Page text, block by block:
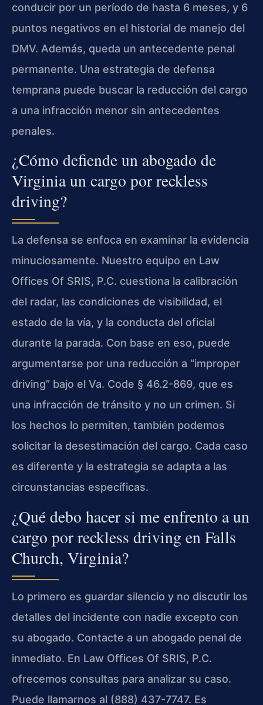
conducir por un período de hasta 6 meses, y 6
puntos negativos en el historial de manejo del
DMV. Además, queda un antecedente penal
permanente. Una estrategia de defensa
temprana puede buscar la reducción del cargo
a una infracción menor sin antecedentes
penales.
¿Cómo defiende un abogado de
Virginia un cargo por reckless
driving?
La defensa se enfoca en examinar la evidencia
minuciosamente. Nuestro equipo en Law
Offices Of SRIS, P.C. cuestiona la calibración
del radar, las condiciones de visibilidad, el
estado de la vía, y la conducta del oficial
durante la parada. Con base en eso, puede
argumentarse por una reducción a “improper
driving” bajo el Va. Code § 46.2-869, que es
una infracción de tránsito y no un crimen. Si
los hechos lo permiten, también podemos
solicitar la desestimación del cargo. Cada caso
es diferente y la estrategia se adapta a las
circunstancias específicas.
¿Qué debo hacer si me enfrento a un
cargo por reckless driving en Falls
Church, Virginia?
Lo primero es guardar silencio y no discutir los
detalles del incidente con nadie excepto con
su abogado. Contacte a un abogado penal de
inmediato. En Law Offices Of SRIS, P.C.
ofrecemos consultas para analizar su caso.
Puede llamarnos al (888) 437-7747. Es